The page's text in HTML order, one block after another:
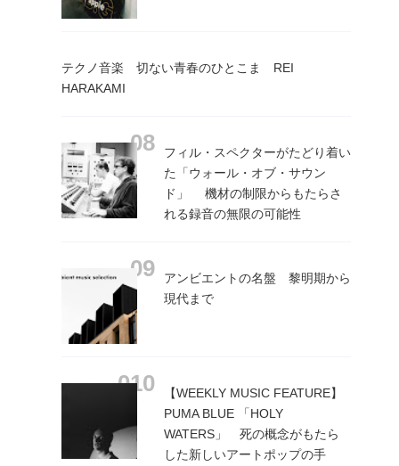
テクノ音楽 切ない青春のひとこま REI
HARAKAMI
フィル・スペクターがたどり着い
た「ウォール・オブ・サウン
ド」 機材の制限からもたらさ
れる録音の無限の可能性
アンビエントの名盤 黎明期から
現代まで
【WEEKLY MUSIC FEATURE】
PUMA BLUE 「HOLY
WATERS」 死の概念がもたら
した新しいアートポップの手